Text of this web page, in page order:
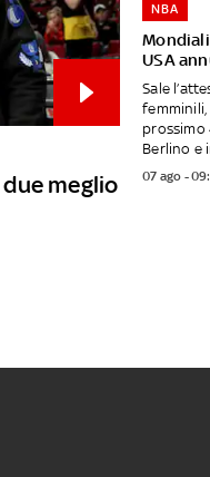
meglio
USA
NBA
Sale
femminili,
prossimo
Berlino e
07 ago -